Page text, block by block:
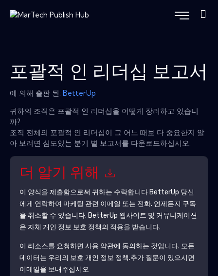
포괄적 인 리더십 보고서
에 의해 출판 된: BetterUp
귀하의 조직은 포괄적 인 리더십을 어떻게 장려하고 있습니
까?
조직 전체의 포괄적 인 리더십이 그 어느 때보 다 중요한지 알
아 보려면 심도있는 분기 별 보고서를 다운로드하십시오.
더 알기 위해
이 양식을 제출함으로써 귀하는 수락합니다 BetterUp 당신
에게 연락하여 마케팅 관련 이메일 또는 전화. 언제든지 구독
을 취소할 수 있습니다. BetterUp 웹사이트 및 커뮤니케이션
은 자체 개인 정보 보호 정책의 적용을 받습니다.
이 리소스를 요청하면 사용 약관에 동의하는 것입니다. 모든
데이터는 우리의 보호 개인 정보 정책.추가 질문이 있으시면
이메일을 보내주십시오